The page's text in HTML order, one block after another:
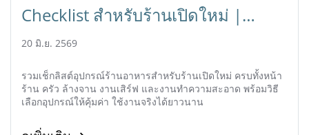
Checklist สำหรับร้านเปิดใหม่ |
HORECAT
20 มิ.ย. 2569
รวมเช็กลิสต์อุปกรณ์ร้านอาหารสำหรับร้านเปิดใหม่ ครบทั้งหน้า
ร้าน ครัว ล้างจาน งานเสิร์ฟ และงานทำความสะอาด พร้อมวิธี
เลือกอุปกรณ์ให้คุ้มค่า ใช้งานจริงได้ยาวนาน